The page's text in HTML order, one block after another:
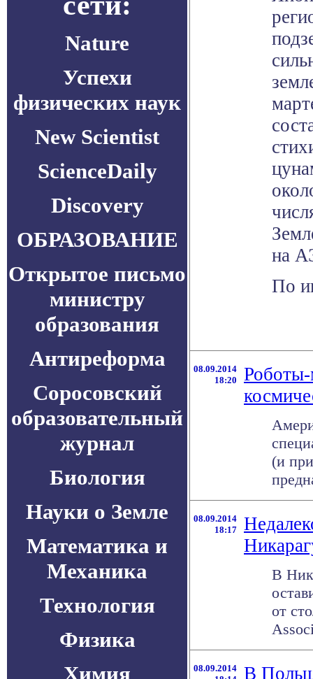
Nature
Успехи
физических наук
New Scientist
ScienceDaily
Discovery
ОБРАЗОВАНИЕ
Открытое письмо
министру
образования
Антиреформа
Соросовский
образовательный
журнал
Биология
Науки о Земле
Математика и
Механика
Технология
Физика
Химия
на
По
08.09.2014
18:20
(и
08.09.2014
18:17
В
от
08.09.2014
В